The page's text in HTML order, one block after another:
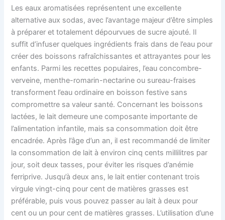
Les eaux aromatisées représentent une excellente
alternative aux sodas, avec l’avantage majeur d’être simples
à préparer et totalement dépourvues de sucre ajouté. Il
suffit d’infuser quelques ingrédients frais dans de l’eau pour
créer des boissons rafraîchissantes et attrayantes pour les
enfants. Parmi les recettes populaires, l’eau concombre-
verveine, menthe-romarin-nectarine ou sureau-fraises
transforment l’eau ordinaire en boisson festive sans
compromettre sa valeur santé. Concernant les boissons
lactées, le lait demeure une composante importante de
l’alimentation infantile, mais sa consommation doit être
encadrée. Après l’âge d’un an, il est recommandé de limiter
la consommation de lait à environ cinq cents millilitres par
jour, soit deux tasses, pour éviter les risques d’anémie
ferriprive. Jusqu’à deux ans, le lait entier contenant trois
virgule vingt-cinq pour cent de matières grasses est
préférable, puis vous pouvez passer au lait à deux pour
cent ou un pour cent de matières grasses. L’utilisation d’une